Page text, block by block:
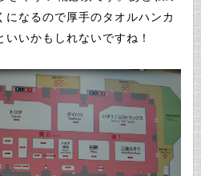
になるので厚手のタオルハンカ